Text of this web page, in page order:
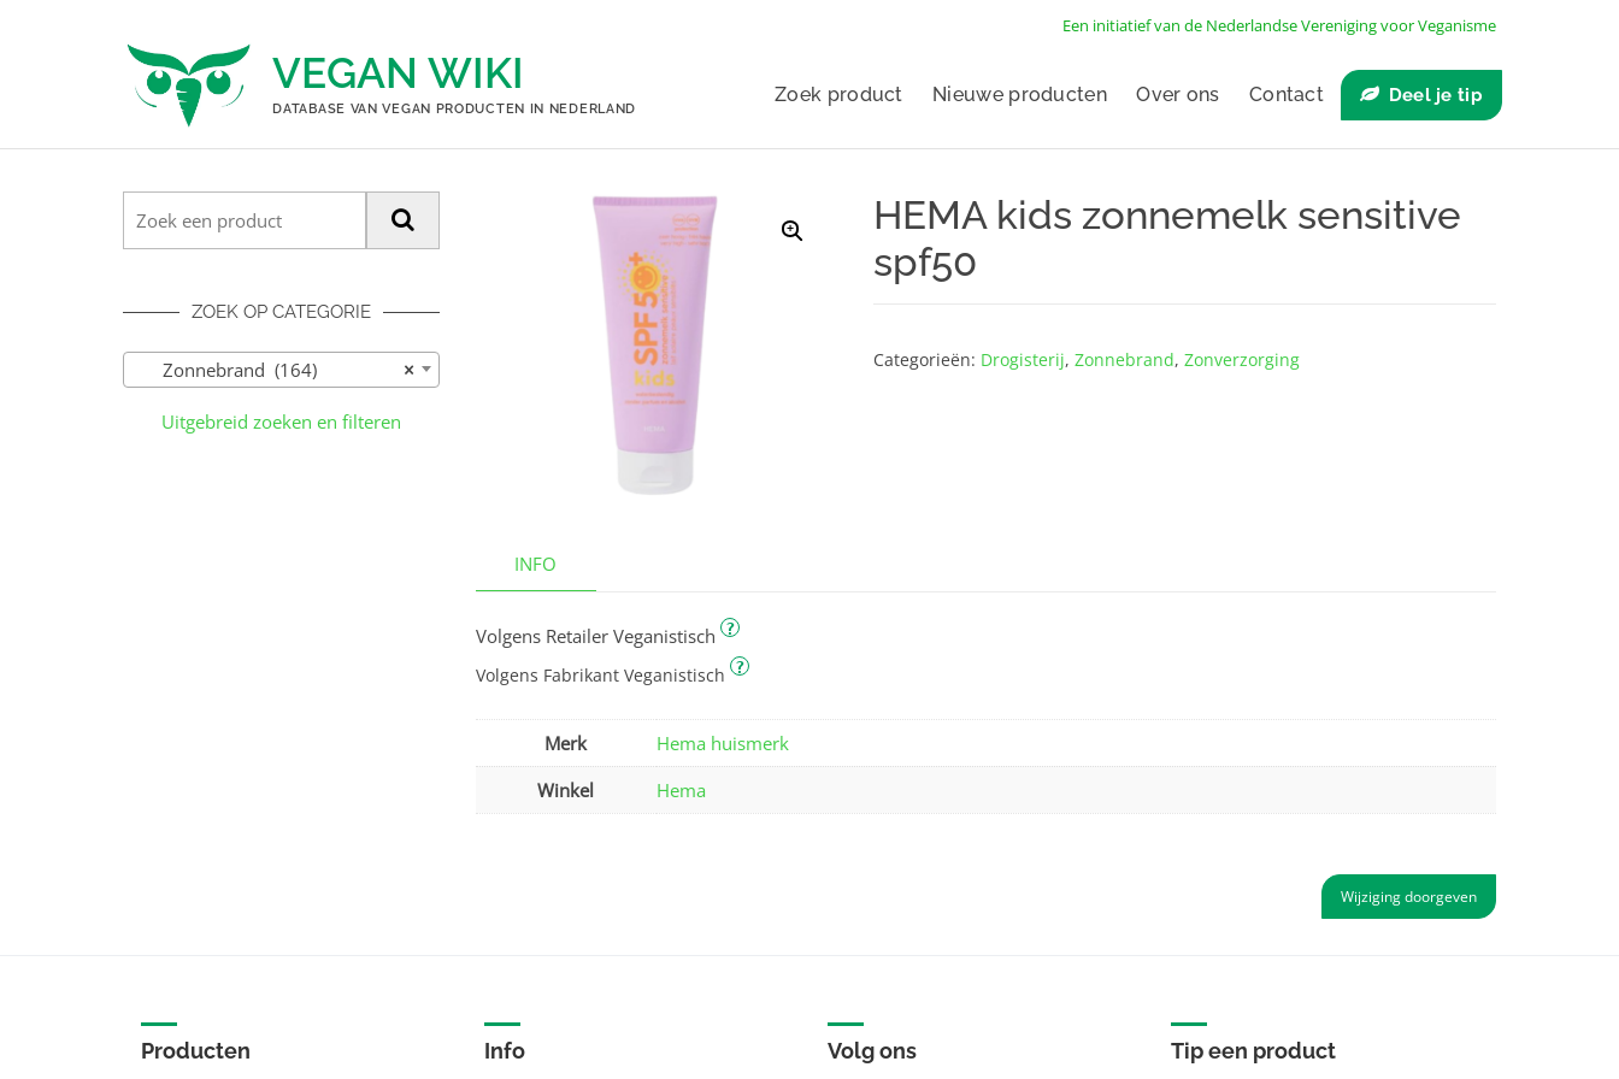
Een initiatief van de Nederlandse Vereniging voor Veganisme
VEGAN WIKI
DATABASE VAN VEGAN PRODUCTEN IN NEDERLAND
Zoek product Nieuwe producten Over ons Contact Deel je tip
HEMA kids zonnemelk sensitive
spf50
Categorieën: Drogisterij,Zonnebrand,Zonverzorging
INFO
Volgens Retailer Veganistisch ?
Volgens Fabrikant Veganistisch ?
Merk
Hema huismerk
Winkel
Hema
Wijziging doorgeven
ZOEK OP CATEGORIE
×
Zonnebrand (164)
Uitgebreid zoeken en filteren
Producten Info Volg ons Tip een product